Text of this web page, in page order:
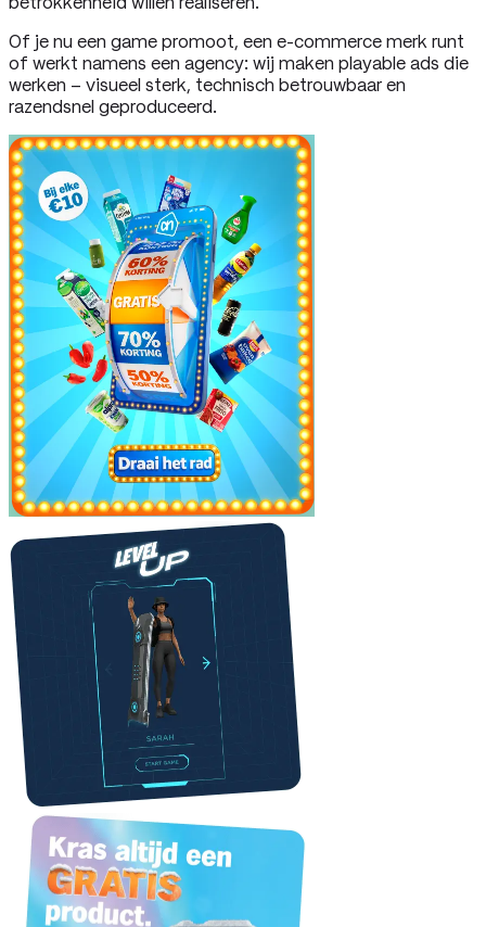
Of je nu een game promoot, een e-commerce merk runt
of werkt namens een agency: wij maken playable ads die
werken – visueel sterk, technisch betrouwbaar en
razendsnel geproduceerd.